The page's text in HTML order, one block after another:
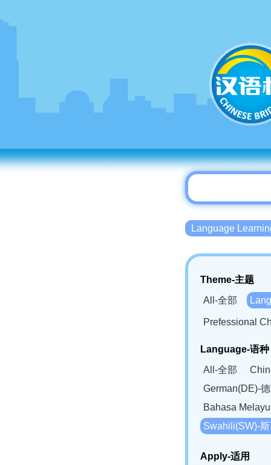
Language
Theme-主题
All-全部
Prefessional
Language-语种
All-全部
German(DE)-
Bahasa
Swahili(SW)-
Apply-适用